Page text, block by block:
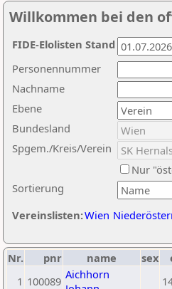
Willkommen bei den
Nachname
Ebene
Sortierung
Personennummer
Bundesland
Spgem./Kreis/Verein
Nur
Vereinslisten:Wien
FIDE-Elolisten Stand
Nr. pnr name sex
1 100089 Aichhorn